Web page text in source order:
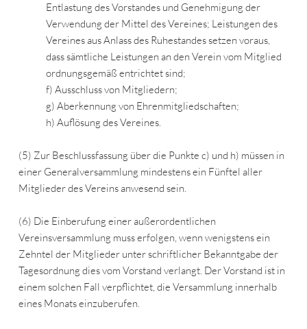
Entlastung des Vorstandes und Genehmigung der
Verwendung der Mittel des Vereines; Leistungen des
Vereines aus Anlass des Ruhestandes setzen voraus,
dass sämtliche Leistungen an den Verein vom Mitglied
ordnungsgemäß entrichtet sind;
f) Ausschluss von Mitgliedern;
g) Aberkennung von Ehrenmitgliedschaften;
h) Auflösung des Vereines.
(5) Zur Beschlussfassung über die Punkte c) und h) müssen in
einer Generalversammlung mindestens ein Fünftel aller
Mitglieder des Vereins anwesend sein.
(6) Die Einberufung einer außerordentlichen
Vereinsversammlung muss erfolgen, wenn wenigstens ein
Zehntel der Mitglieder unter schriftlicher Bekanntgabe der
Tagesordnung dies vom Vorstand verlangt. Der Vorstand ist in
einem solchen Fall verpflichtet, die Versammlung innerhalb
eines Monats einzuberufen.